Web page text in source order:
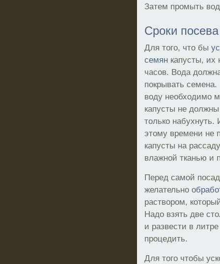
Затем промыть
Сроки
Для того, что бы
семян капусты, их
часов. Вода
покрывать
воду необходимо
капусты не
только набухнуть.
этому времени не
капусты на
влажной тканью и
Перед самой
желательно
раствором,
Надо взять две
и развести в
процедить.
Для того чтобы